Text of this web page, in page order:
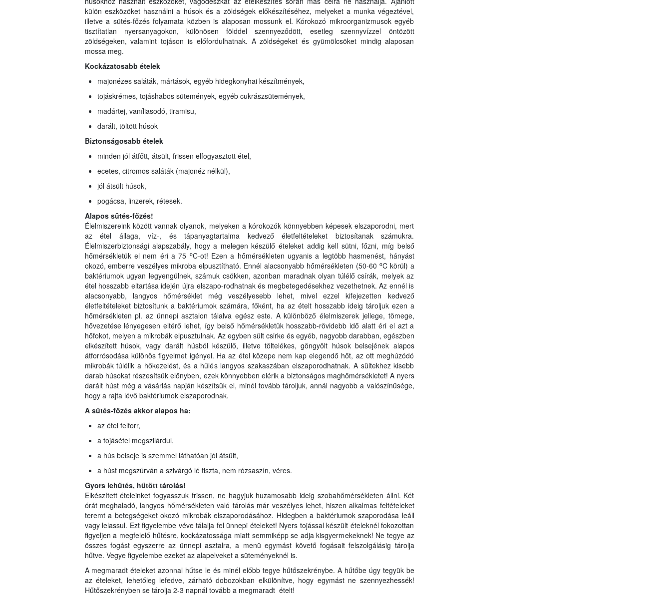
külön eszközöket használni a húsok és a zöldségek előkészítéséhez, melyeket a munka végeztével,
illetve a sütés-főzés folyamata közben is alaposan mossunk el. Kórokozó mikroorganizmusok egyéb
tisztítatlan nyersanyagokon, különösen földdel szennyeződött, esetleg szennyvízzel öntözött
zöldségeken, valamint tojáson is előfordulhatnak. A zöldségeket és gyümölcsöket mindig alaposan
mossa meg.
Kockázatosabb ételek
majonézes saláták, mártások, egyéb hidegkonyhai készítmények,
tojáskrémes, tojáshabos sütemények, egyéb cukrászsütemények,
madártej, vaníliasodó, tiramisu,
darált, töltött húsok
Biztonságosabb ételek
minden jól átfőtt, átsült, frissen elfogyasztott étel,
ecetes, citromos saláták (majonéz nélkül),
jól átsült húsok,
pogácsa, linzerek, rétesek.
Alapos sütés-főzés!
Élelmiszereink között vannak olyanok, melyeken a kórokozók könnyebben képesek elszaporodni, mert
az étel állaga, víz-, és tápanyagtartalma kedvező életfeltételeket biztosítanak számukra.
Élelmiszerbiztonsági alapszabály, hogy a melegen készülő ételeket addig kell sütni, főzni, míg belső
hőmérsékletük el nem éri a 75 oC-ot! Ezen a hőmérsékleten ugyanis a legtöbb hasmenést, hányást
okozó, emberre veszélyes mikroba elpusztítható. Ennél alacsonyabb hőmérsékleten (50-60 oC körül) a
baktériumok ugyan legyengülnek, számuk csökken, azonban maradnak olyan túlélő csírák, melyek az
étel hosszabb eltartása idején újra elszapo-rodhatnak és megbetegedésekhez vezethetnek. Az ennél is
alacsonyabb, langyos hőmérséklet még veszélyesebb lehet, mivel ezzel kifejezetten kedvező
életfeltételeket biztosítunk a baktériumok számára, főként, ha az ételt hosszabb ideig tároljuk ezen a
hőmérsékleten pl. az ünnepi asztalon tálalva egész este. A különböző élelmiszerek jellege, tömege,
hővezetése lényegesen eltérő lehet, így belső hőmérsékletük hosszabb-rövidebb idő alatt éri el azt a
hőfokot, melyen a mikrobák elpusztulnak. Az egyben sült csirke és egyéb, nagyobb darabban, egészben
elkészített húsok, vagy darált húsból készülő, illetve töltelékes, göngyölt húsok belsejének alapos
átforrósodása különös figyelmet igényel. Ha az étel közepe nem kap elegendő hőt, az ott meghúzódó
mikrobák túlélik a hőkezelést, és a hűlés langyos szakaszában elszaporodhatnak. A sültekhez kisebb
darab húsokat részesítsük előnyben, ezek könnyebben elérik a biztonságos maghőmérsékletet! A nyers
darált húst még a vásárlás napján készítsük el, minél tovább tároljuk, annál nagyobb a valószínűsége,
hogy a rajta lévő baktériumok elszaporodnak.
A sütés-főzés akkor alapos ha:
az étel felforr,
a tojásétel megszilárdul,
a hús belseje is szemmel láthatóan jól átsült,
a húst megszúrván a szivárgó lé tiszta, nem rózsaszín, véres.
Gyors lehűtés, hűtött tárolás!
Elkészített ételeinket fogyasszuk frissen, ne hagyjuk huzamosabb ideig szobahőmérsékleten állni. Két
órát meghaladó, langyos hőmérsékleten való tárolás már veszélyes lehet, hiszen alkalmas feltételeket
teremt a betegségeket okozó mikrobák elszaporodásához. Hidegben a baktériumok szaporodása leáll
vagy lelassul. Ezt figyelembe véve tálalja fel ünnepi ételeket! Nyers tojással készült ételeknél fokozottan
figyeljen a megfelelő hűtésre, kockázatossága miatt semmiképp se adja kisgyermekeknek! Ne tegye az
összes fogást egyszerre az ünnepi asztalra, a menü egymást követő fogásait felszolgálásig tárolja
hűtve. Vegye figyelembe ezeket az alapelveket a süteményeknél is.
A megmaradt ételeket azonnal hűtse le és minél előbb tegye hűtőszekrénybe. A hűtőbe úgy tegyük be
az ételeket, lehetőleg lefedve, zárható dobozokban elkülönítve, hogy egymást ne szennyezhessék!
Hűtőszekrényben se tárolja 2-3 napnál tovább a megmaradt ételt!